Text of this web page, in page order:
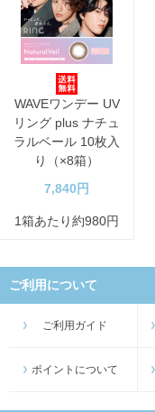
WAVEワンデー UV
リング plus ナチュ
ラルベール 10枚入
り（×8箱）
7,840円
1箱あたり約980円
ご利用について
ご利用ガイド
ポイントについて